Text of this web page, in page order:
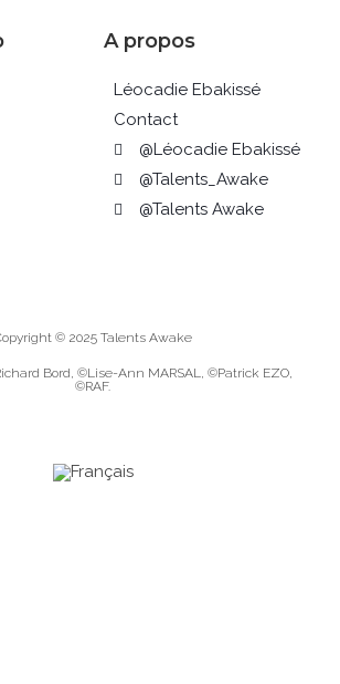
A propos
Léocadie Ebakissé
Contact
@Léocadie Ebakissé
@Talents_Awake
@Talents Awake
© 2025 Talents Awake
Bord, ©Lise-Ann MARSAL, ©Patrick EZO,
©RAF.